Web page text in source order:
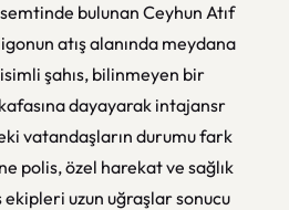
bulunan Ceyhun Atıf
atış alanında meydana
şahıs, bilinmeyen bir
dayayarak intajansr
vatandaşların durumu fark
polis, özel harekat ve sağlık
uzun uğraşlar sonucu